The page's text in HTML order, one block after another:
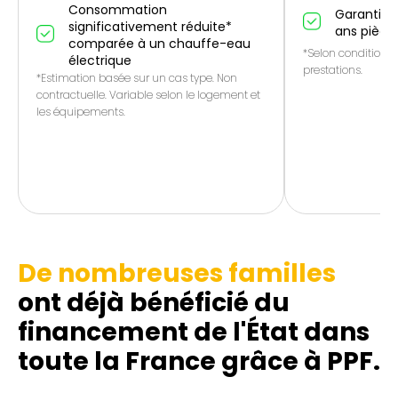
Consommation
significativement réduite*
comparée à un chauffe-eau
électrique
*Estimation basée sur un cas type. Non
contractuelle. Variable selon le logement et
les équipements.
Garantie
ans
*Selon conditions
prestations.
De nombreuses familles
ont déjà bénéficié du
financement de l'État dans
toute la France grâce à PPF.